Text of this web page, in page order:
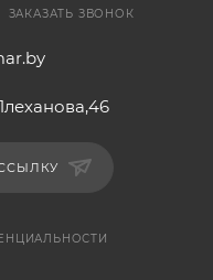
ЗАКАЗАТЬ ЗВОНОК